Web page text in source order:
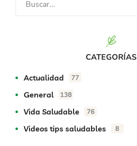
CATEGORÍAS
Actualidad 77
General 138
Vida Saludable 76
Videos tips saludables 8